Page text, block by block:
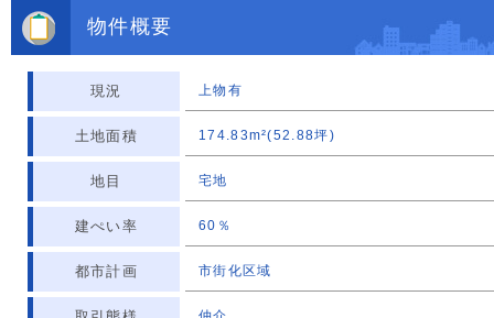
物件概要
現況 上物有
土地面積 174.83m²(52.88坪)
地目 宅地
建ぺい率 60％
都市計画 市街化区域